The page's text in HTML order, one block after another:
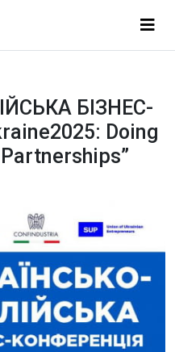
БІЗНЕС-
Doing